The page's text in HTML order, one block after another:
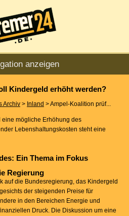
anzeigen
Kindergeld erhöht werden?
Archiv > Inland > Ampel-Koalition prüf...
eine mögliche Erhöhung des
Lebenshaltungskosten steht eine
Ein Thema im Fokus
Regierung
auf die Bundesregierung, das Kindergeld
der steigenden Preise für
in den Bereichen Energie und
Druck. Die Diskussion um eine